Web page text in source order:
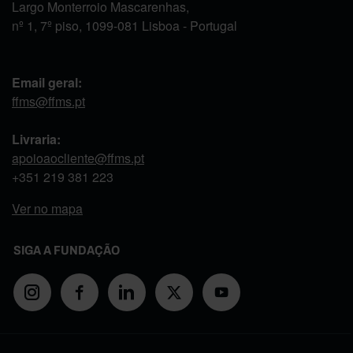
Largo Monterroio Mascarenhas,
nº 1, 7º piso, 1099-081 Lisboa - Portugal
Email geral:
ffms@ffms.pt
Livraria:
apoioaocliente@ffms.pt
+351 219 381 223
Ver no mapa
SIGA A FUNDAÇÃO